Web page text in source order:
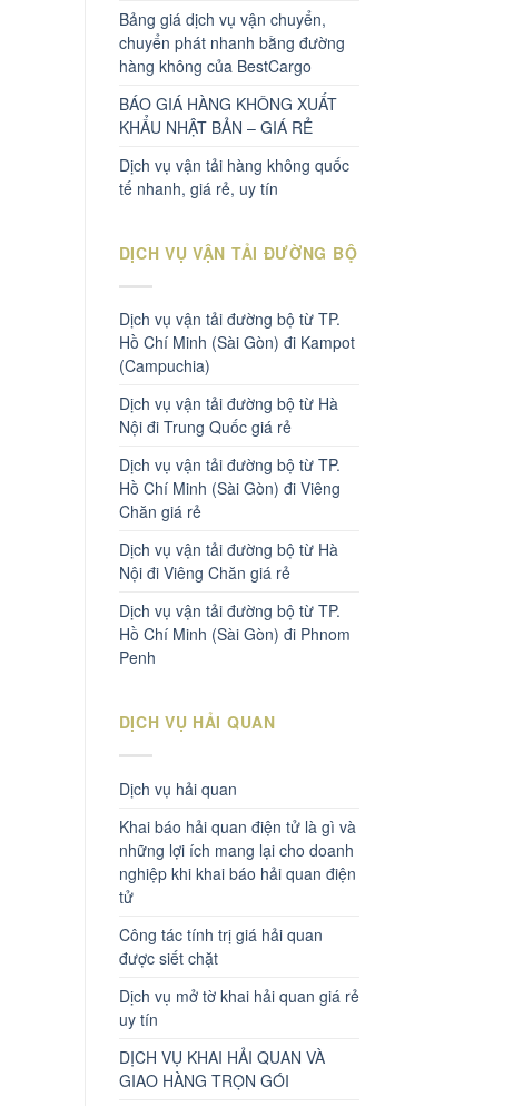
Bảng giá dịch vụ vận chuyển,
chuyển phát nhanh bằng đường
hàng không của BestCargo
BÁO GIÁ HÀNG KHÔNG XUẤT
KHẨU NHẬT BẢN – GIÁ RẺ
Dịch vụ vận tải hàng không quốc
tế nhanh, giá rẻ, uy tín
DỊCH VỤ VẬN TẢI ĐƯỜNG BỘ
Dịch vụ vận tải đường bộ từ TP.
Hồ Chí Minh (Sài Gòn) đi Kampot
(Campuchia)
Dịch vụ vận tải đường bộ từ Hà
Nội đi Trung Quốc giá rẻ
Dịch vụ vận tải đường bộ từ TP.
Hồ Chí Minh (Sài Gòn) đi Viêng
Chăn giá rẻ
Dịch vụ vận tải đường bộ từ Hà
Nội đi Viêng Chăn giá rẻ
Dịch vụ vận tải đường bộ từ TP.
Hồ Chí Minh (Sài Gòn) đi Phnom
Penh
DỊCH VỤ HẢI QUAN
Dịch vụ hải quan
Khai báo hải quan điện tử là gì và
những lợi ích mang lại cho doanh
nghiệp khi khai báo hải quan điện
tử
Công tác tính trị giá hải quan
được siết chặt
Dịch vụ mở tờ khai hải quan giá rẻ
uy tín
DỊCH VỤ KHAI HẢI QUAN VÀ
GIAO HÀNG TRỌN GÓI